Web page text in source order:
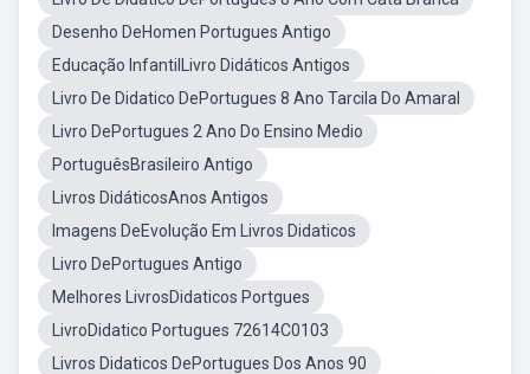
Desenho DeHomen Portugues Antigo
Educação InfantilLivro Didáticos Antigos
Livro De Didatico DePortugues 8 Ano Tarcila Do Amaral
Livro DePortugues 2 Ano Do Ensino Medio
PortuguêsBrasileiro Antigo
Livros DidáticosAnos Antigos
Imagens DeEvolução Em Livros Didaticos
Livro DePortugues Antigo
Melhores LivrosDidaticos Portgues
LivroDidatico Portugues 72614C0103
Livros Didaticos DePortugues Dos Anos 90